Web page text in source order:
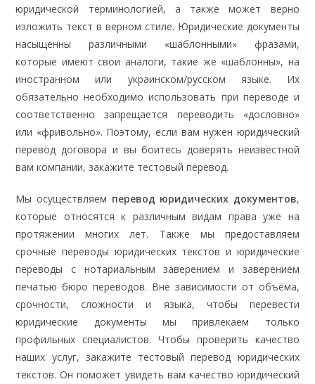
юридической терминологией, а также может верно
изложить текст в верном стиле. Юридические документы
насыщенны различными «шаблонными» фразами,
которые имеют свои аналоги, такие же «шаблонны», на
иностранном или украинском/русском языке. Их
обязательно необходимо использовать при переводе и
соответственно запрещается переводить «дословно»
или «фривольно». Поэтому, если вам нужен юридический
перевод договора и вы боитесь доверять неизвестной
вам компании, закажите тестовый перевод.
Мы осуществляем перевод юридических документов,
которые относятся к различным видам права уже на
протяжении многих лет. Также мы предоставляем
срочные переводы юридических текстов и юридические
переводы с нотариальным заверением и заверением
печатью бюро переводов. Вне зависимости от объёма,
срочности, сложности и языка, чтобы перевести
юридические документы мы привлекаем только
профильных специалистов. Чтобы проверить качество
наших услуг, закажите тестовый перевод юридических
текстов. Он поможет увидеть вам качество юридический